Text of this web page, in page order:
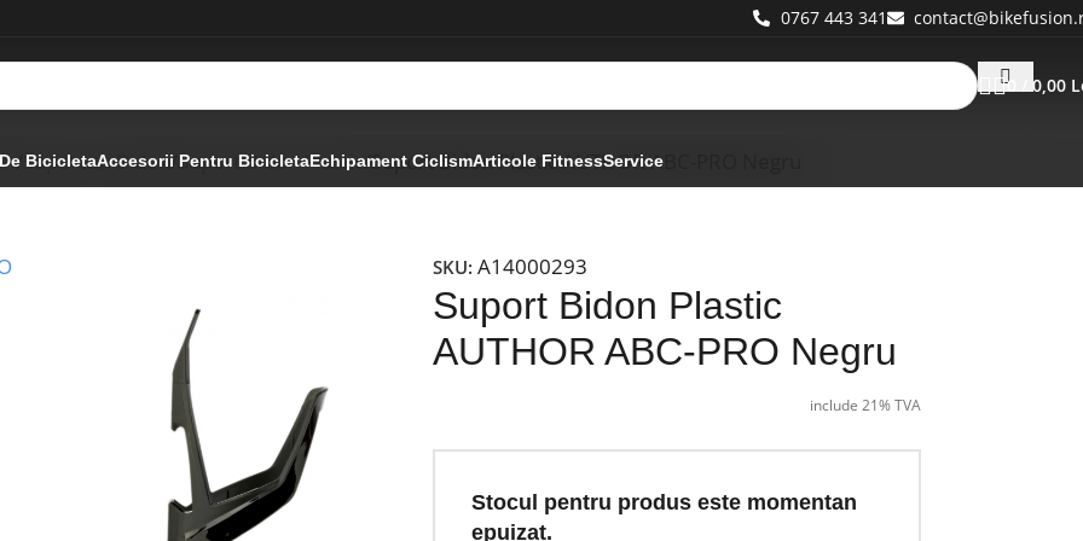
0767 443 341
0 0,00
BicicletaAccesorii Pentru BicicletaEchipament CiclismArticole FitnessService
Suporturi Bidon Suport Bidon Plastic Suport Bidon Plastic AUTHOR ABC-PRO Negru
SKU:A14000293
Suport Bidon Plastic
AUTHOR ABC-PRO Negru
include 21% TVA
Stocul pentru produs este momentan
epuizat.